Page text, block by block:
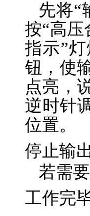
先将“
按“高压
指示”
钮，使
点亮，
逆时针
位置。
停止输
若需
工作完